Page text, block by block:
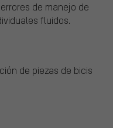
de manejo de
fluidos.
de piezas de bicis